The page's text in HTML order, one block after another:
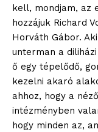
kell, mondjam, az
hozzájuk Richard
Horváth Gábor.
unterman a
ő egy tépelődő,
kezelni akaró
ahhoz, hogy a
intézményben
hogy minden az,